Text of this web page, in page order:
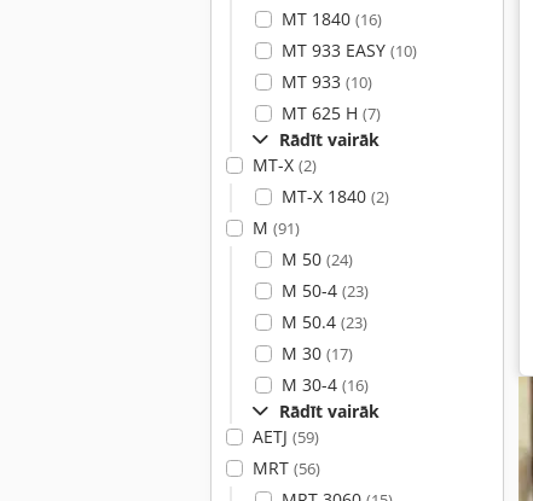
MT 1840 (16)
MT 933 EASY (10)
MT 933 (10)
MT 625 H (7)
Rādīt vairāk
MT-X (2)
MT-X 1840 (2)
M (91)
M 50 (24)
M 50-4 (23)
M 50.4 (23)
M 30 (17)
M 30-4 (16)
Rādīt vairāk
AETJ (59)
MRT (56)